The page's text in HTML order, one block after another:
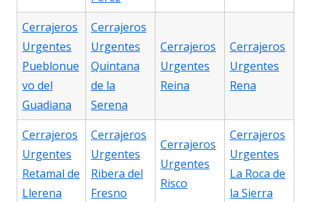
Cerrajeros
Urgentes
Pueblonue
vo del
Guadiana
Cerrajeros
Urgentes
Quintana
de la
Serena
Cerrajeros
Urgentes
Reina
Cerrajeros
Urgentes
Rena
Cerrajeros
Urgentes
Retamal de
Llerena
Cerrajeros
Urgentes
Ribera del
Fresno
Cerrajeros
Urgentes
Risco
Cerrajeros
Urgentes
La Roca de
la Sierra